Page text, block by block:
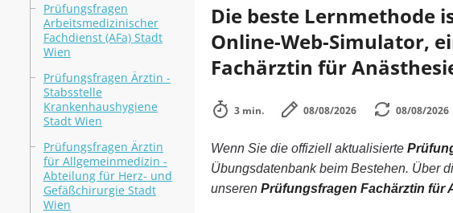
Prüfungsfragen
Arbeitsmedizinischer
Fachdienst (AFa) Stadt
Wien
Prüfungsfragen Ärztin -
Stabsstelle
Krankenhaushygiene
Stadt Wien
Prüfungsfragen Ärztin
für Allgemeinmedizin -
Abteilung für Herz- und
Gefäßchirurgie Stadt
Wien
Die beste Lernmethode
Online-Web-Simulator,
Fachärztin für
3 min. 08/08/2026 08/08/2026
Wenn Sie die offiziell aktualisierte
Übungsdatenbank beim Bestehen. Über
unseren Prüfungsfragen Fachärztin für